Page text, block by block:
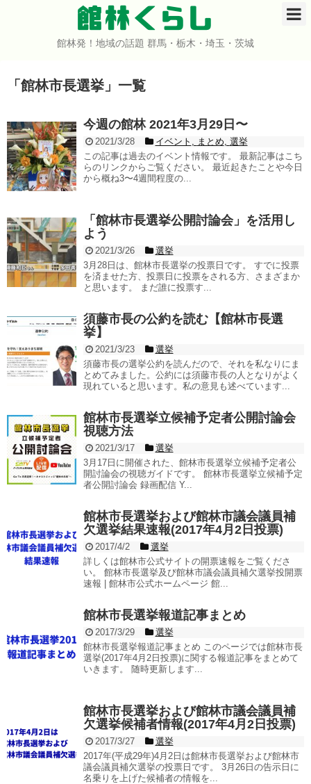
館林くらし
館林発！地域の話題 群馬・栃木・埼玉・茨城
「 館林市長選挙 」 一覧
今週の館林 2021年3月29日〜
2021/3/28 イベント まとめ 選挙
この記事は過去のイベント情報です。 最新記事はこち
らのリンクからご覧ください。 最近起きたことや今日
から概ね3〜4週間程度の...
「館林市長選挙公開討論会」を活用し
よう
2021/3/26
選挙
3月28日は、館林市長選挙の投票日です。 すでに投票
を済ませた方、投票日に投票をされる方、さまざまか
と思います。 まだ誰に投票す...
須藤市長の公約を読む【館林市長選
挙】
2021/3/23
選挙
須藤市長の選挙公約を読んだので、それを私なりにま
とめてみました。公約には須藤市長の人となりがよく
現れていると思います。私の意見も述べています...
館林市長選挙立候補予定者公開討論会
視聴方法
2021/3/17
選挙
3月17日に開催された、館林市長選挙立候補予定者公
開討論会の視聴ガイドです。 館林市長選挙立候補予定
者公開討論会 録画配信 Y...
館林市長選挙および館林市議会議員補
欠選挙結果速報(2017年4月2日投票)
2017/4/2
選挙
詳しくは館林市公式サイトの開票速報をご覧くださ
い。 館林市長選挙及び館林市議会議員補欠選挙投開票
速報 | 館林市公式ホームページ 館...
館林市長選挙報道記事まとめ
2017/3/29
選挙
館林市長選挙報道記事まとめ このページでは館林市長
選挙(2017年4月2日投票)に関する報道記事をまとめて
いきます。 随時更新します...
館林市長選挙および館林市議会議員補
欠選挙候補者情報(2017年4月2日投票)
2017/3/27
選挙
2017年(平成29年)4月2日は館林市長選挙および館林市
議会議員補欠選挙の投票日です。 3月26日の告示日に
名乗りを上げた候補者の情報を...
ホーム
開店・閉店
イベント
グルメ
ショップ
まとめ
コミュニティ
宇宙よりも遠い場所